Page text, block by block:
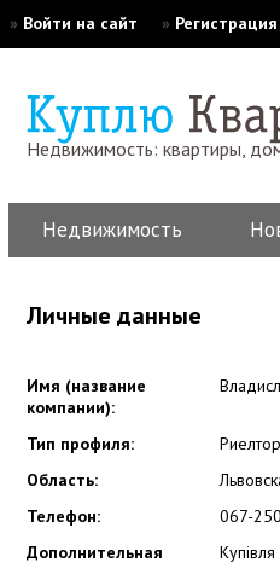
» Войти на сайт »
Недвижимость: квартиры,
Недвижимость
Личные данные
Имя (название
компании):
Тип профиля:
Риелтор
Область:
Телефон:
067-
Дополнительная